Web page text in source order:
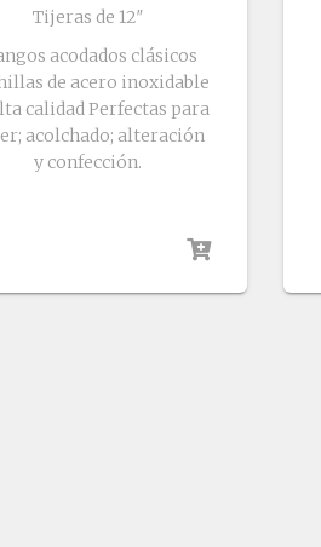
Tijeras de 12″
acodados clásicos
de acero inoxidable
calidad Perfectas para
acolchado; alteración
y confección.